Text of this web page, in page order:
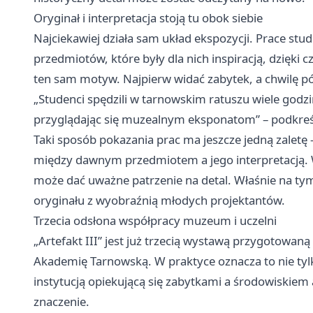
Oryginał i interpretacja stoją tu obok siebie
Najciekawiej działa sam układ ekspozycji. Prace
przedmiotów, które były dla nich inspiracją, dzięki
ten sam motyw. Najpierw widać zabytek, a chwilę
„Studenci spędzili w tarnowskim ratuszu wiele
przyglądając się muzealnym eksponatom” –
Taki sposób pokazania prac ma jeszcze jedną
między dawnym przedmiotem a jego
może dać uważne patrzenie na detal. Właśnie na
oryginału z wyobraźnią młodych projektantów.
Trzecia odsłona współpracy muzeum i uczelni
„Artefakt III” jest już trzecią wystawą
Akademię Tarnowską. W praktyce oznacza to nie
instytucją opiekującą się zabytkami a
znaczenie.